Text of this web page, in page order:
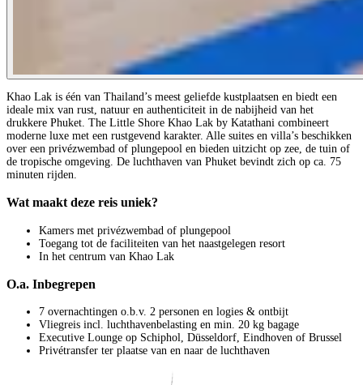
Khao Lak is één van Thailand’s meest geliefde kustplaatsen en biedt een
ideale mix van rust, natuur en authenticiteit in de nabijheid van het
drukkere Phuket. The Little Shore Khao Lak by Katathani combineert
moderne luxe met een rustgevend karakter. Alle suites en villa’s beschikken
over een privézwembad of plungepool en bieden uitzicht op zee, de tuin of
de tropische omgeving. De luchthaven van Phuket bevindt zich op ca. 75
minuten rijden.
Wat maakt deze reis uniek?
Kamers met privézwembad of plungepool
Toegang tot de faciliteiten van het naastgelegen resort
In het centrum van Khao Lak
O.a. Inbegrepen
7 overnachtingen o.b.v. 2 personen en logies & ontbijt
Vliegreis incl. luchthavenbelasting en min. 20 kg bagage
Executive Lounge op Schiphol, Düsseldorf, Eindhoven of Brussel
Privétransfer ter plaatse van en naar de luchthaven